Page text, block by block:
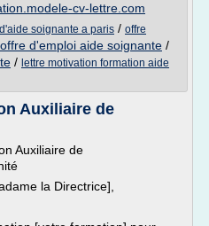
cv-lettre.com
soignante a paris / offre
offre d'emploi aide soignante /
/ lettre motivation formation aide
Auxiliaire de
Auxiliaire de
la Directrice],